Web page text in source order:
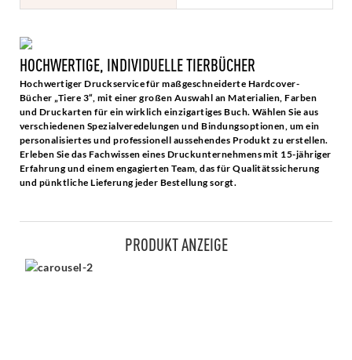
HOCHWERTIGE, INDIVIDUELLE TIERBÜCHER
Hochwertiger Druckservice für maßgeschneiderte Hardcover-
Bücher „Tiere 3“, mit einer großen Auswahl an Materialien, Farben
und Druckarten für ein wirklich einzigartiges Buch. Wählen Sie aus
verschiedenen Spezialveredelungen und Bindungsoptionen, um ein
personalisiertes und professionell aussehendes Produkt zu erstellen.
Erleben Sie das Fachwissen eines Druckunternehmens mit 15-jähriger
Erfahrung und einem engagierten Team, das für Qualitätssicherung
und pünktliche Lieferung jeder Bestellung sorgt.
PRODUKT ANZEIGE